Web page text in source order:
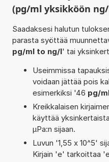
(pg/ml yksikköön
Saadaksesi halutun
parasta syöttää
pg/ml to ng/l' tai
Useimmissa
voidaan jättää pois
esimerkiksi '46 pg/
Kreikkalaisen
käyttää
µPa:n sijaan.
Luvun '1,55 x 10^5'
Kirjain 'e' tarkoittaa